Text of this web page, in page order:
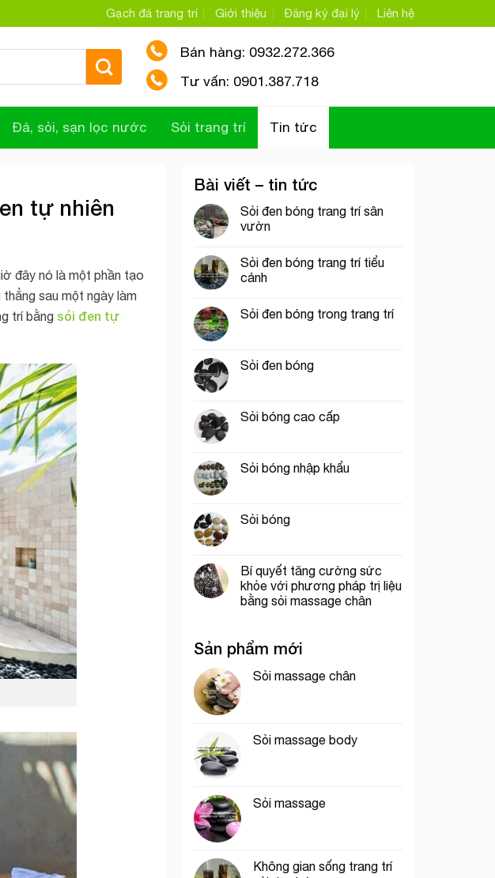
Gạch đá trang trí Giới thiệu Đăng ký đại lý Liên hệ
Bán hàng: 0932.272.366
Tư vấn: 0901.387.718
Đá, sỏi, sạn lọc nước Sỏi trang trí Tin tức
tự nhiên
đây nó là một phần tạo
sau một ngày làm
trí bằng sỏi đen tự
Bài viết – tin tức
Sỏi đen bóng trang trí sân
vườn
Sỏi đen bóng trang trí tiểu
cảnh
Sỏi đen bóng trong trang trí
Sỏi đen bóng
Sỏi bóng cao cấp
Sỏi bóng nhập khẩu
Sỏi bóng
Bí quyết tăng cường sức
khỏe với phương pháp trị liệu
bằng sỏi massage chân
Sản phẩm mới
Sỏi massage chân
Sỏi massage body
Sỏi massage
Không gian sống trang trí